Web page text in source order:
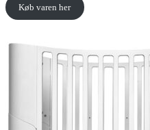
Køb varen her